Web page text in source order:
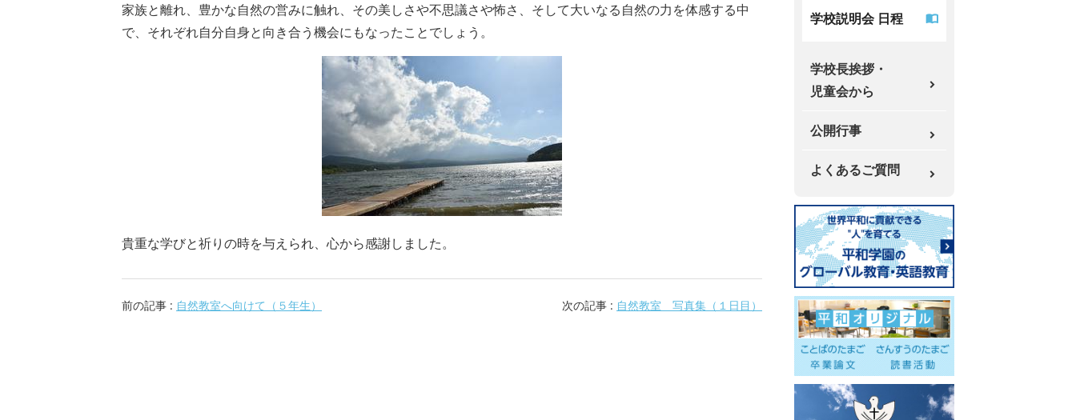
家族と離れ、豊かな自然の営みに触れ、その美しさや不思議さや怖さ、そして大いなる自然の力を体感する中
で、それぞれ自分自身と向き合う機会にもなったことでしょう。
貴重な学びと祈りの時を与えられ、心から感謝しました。
前の記事 : 自然教室へ向けて（５年生） 次の記事 : 自然教室 写真集（１日目）
学校説明会 日程
学校長挨拶・
児童会から
公開行事
よくあるご質問